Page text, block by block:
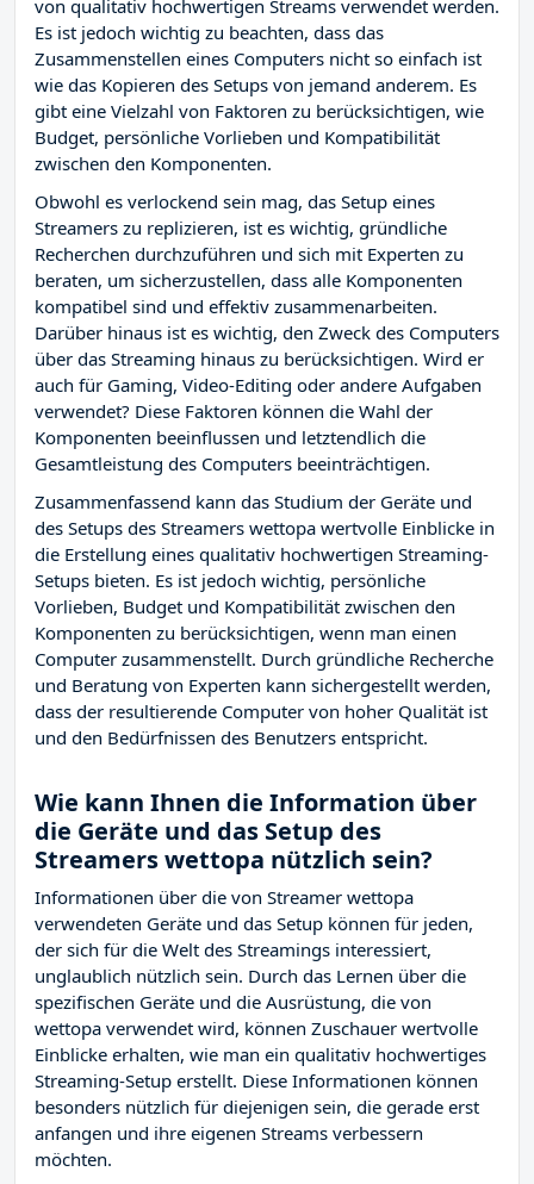
von qualitativ hochwertigen Streams verwendet werden.
Es ist jedoch wichtig zu beachten, dass das
Zusammenstellen eines Computers nicht so einfach ist
wie das Kopieren des Setups von jemand anderem. Es
gibt eine Vielzahl von Faktoren zu berücksichtigen, wie
Budget, persönliche Vorlieben und Kompatibilität
zwischen den Komponenten.
Obwohl es verlockend sein mag, das Setup eines
Streamers zu replizieren, ist es wichtig, gründliche
Recherchen durchzuführen und sich mit Experten zu
beraten, um sicherzustellen, dass alle Komponenten
kompatibel sind und effektiv zusammenarbeiten.
Darüber hinaus ist es wichtig, den Zweck des Computers
über das Streaming hinaus zu berücksichtigen. Wird er
auch für Gaming, Video-Editing oder andere Aufgaben
verwendet? Diese Faktoren können die Wahl der
Komponenten beeinflussen und letztendlich die
Gesamtleistung des Computers beeinträchtigen.
Zusammenfassend kann das Studium der Geräte und
des Setups des Streamers wettopa wertvolle Einblicke in
die Erstellung eines qualitativ hochwertigen Streaming-
Setups bieten. Es ist jedoch wichtig, persönliche
Vorlieben, Budget und Kompatibilität zwischen den
Komponenten zu berücksichtigen, wenn man einen
Computer zusammenstellt. Durch gründliche Recherche
und Beratung von Experten kann sichergestellt werden,
dass der resultierende Computer von hoher Qualität ist
und den Bedürfnissen des Benutzers entspricht.
Wie kann Ihnen die Information über
die Geräte und das Setup des
Streamers wettopa nützlich sein?
Informationen über die von Streamer wettopa
verwendeten Geräte und das Setup können für jeden,
der sich für die Welt des Streamings interessiert,
unglaublich nützlich sein. Durch das Lernen über die
spezifischen Geräte und die Ausrüstung, die von
wettopa verwendet wird, können Zuschauer wertvolle
Einblicke erhalten, wie man ein qualitativ hochwertiges
Streaming-Setup erstellt. Diese Informationen können
besonders nützlich für diejenigen sein, die gerade erst
anfangen und ihre eigenen Streams verbessern
möchten.